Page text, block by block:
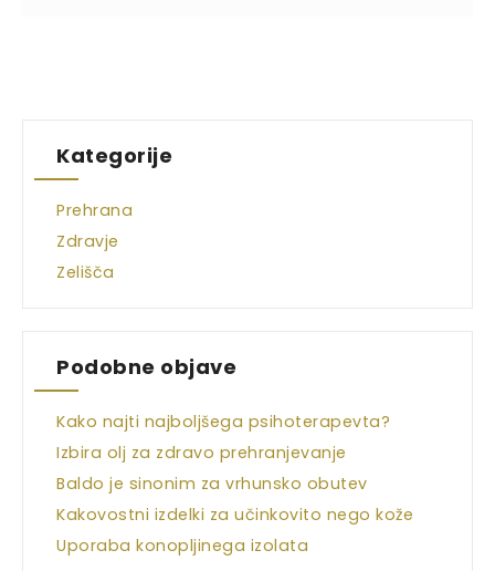
Kategorije
Prehrana
Zdravje
Zelišča
Podobne objave
Kako najti najboljšega psihoterapevta?
Izbira olj za zdravo prehranjevanje
Baldo je sinonim za vrhunsko obutev
Kakovostni izdelki za učinkovito nego kože
Uporaba konopljinega izolata